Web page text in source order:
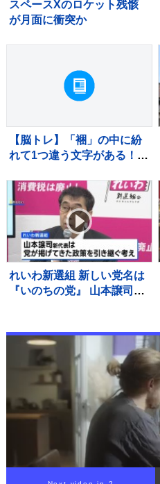
スペースXのロケット残骸
が月面に衝突か
【脳トレ】「裍」の中に紛
れて1つ違う文字がある！？
かな？？【違う文字を探
せ！】
れいわ新選組 新しい党名は
『いのちの党』 山本譲司新